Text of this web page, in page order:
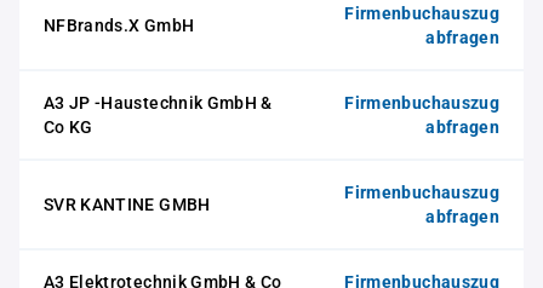
NFBrands.X GmbH
Firmenbuchauszug
abfragen
A3 JP -Haustechnik GmbH &
Co KG
Firmenbuchauszug
abfragen
SVR KANTINE GMBH
Firmenbuchauszug
abfragen
A3 Elektrotechnik GmbH & Co
Firmenbuchauszug